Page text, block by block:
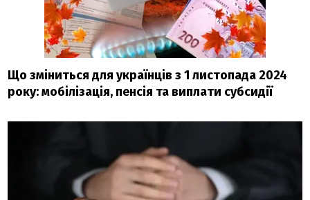
Що зміниться для українців з 1 листопада 2024
року: мобілізація, пенсія та виплати субсидії